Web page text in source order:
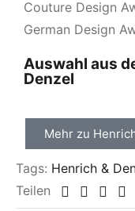
Couture Design
German Design
Auswahl aus
Denzel
Mehr zu
Tags: Henrich &
Teilen